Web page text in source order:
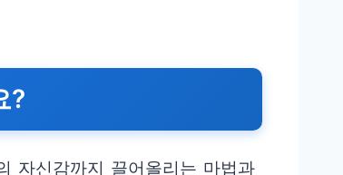
?
자신감까지 끌어올리는 마법과